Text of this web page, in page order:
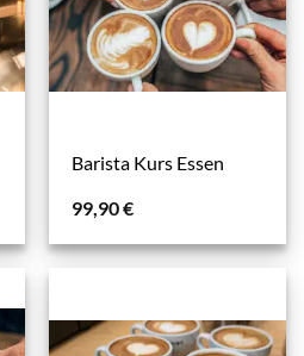
Barista Kurs Essen
99,90€